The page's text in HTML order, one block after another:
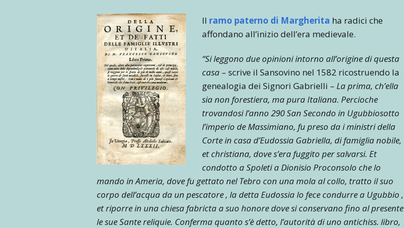
Il ramo paterno di Margherita ha radici che
affondano all’inizio dell’era medievale.
“Si leggono due opinioni intorno all’origine di questa
casa – scrive il Sansovino nel 1582 ricostruendo la
genealogia dei Signori Gabrielli – La prima, ch’ella
sia non forestiera, ma pura Italiana. Percioche
trovandosi l’anno 290 San Secondo in Ugubbiosotto
l’imperio de Massimiano, fu preso da i ministri della
Corte in casa d’Eudossia Gabriella, di famiglia nobile,
et christiana, dove s’era fuggito per salvarsi. Et
condotto a Spoleti a Dionisio Proconsolo che lo
mando in Ameria, dove fu gettato nel Tebro con una mola al collo, tratto il suo
corpo dell’acqua da un pescatore , la detta Eudossia lo fece condurre a Ugubbio ,
et riporre in una chiesa fabricta a suo honore dove si conservano fino al presente
le sue Sante reliquie. Conferma quanto s’è detto, l’autorità di uno antichiss. libro,